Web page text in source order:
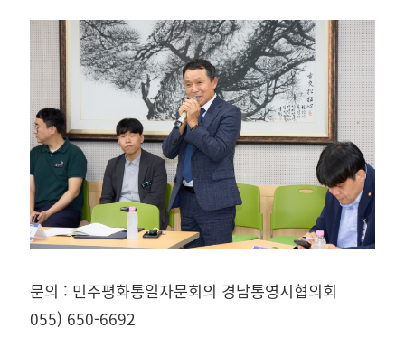
문의 : 민주평화통일자문회의 경남통영시협의회
055) 650-6692